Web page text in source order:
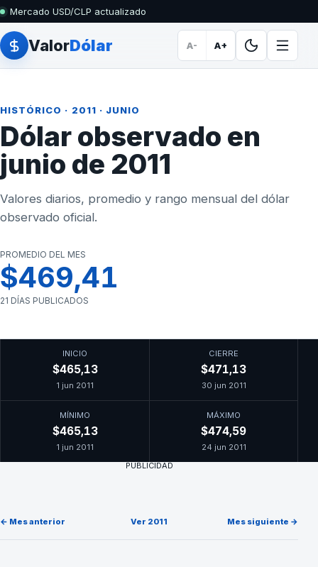
Mercado USD/CLP actualizado
ValorDólar A- A+
HISTÓRICO · 2011 · JUNIO
Dólar observado en
junio de 2011
Valores diarios, promedio y rango mensual del dólar
observado oficial.
PROMEDIO DEL MES
$469,41
21 DÍAS PUBLICADOS
INICIO
$465,13
1 jun 2011
CIERRE
$471,13
30 jun 2011
MÍNIMO
$465,13
1 jun 2011
MÁXIMO
$474,59
24 jun 2011
PUBLICIDAD
← Mes anterior Ver 2011 Mes siguiente →